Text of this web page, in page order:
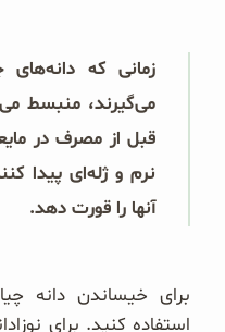
زمانی که دانه‌های
می‌گیرند، منبسط
قبل از مصرف در
نرم و ژله‌ای پیدا
آنها را قورت دهد.
برای خیساندن دانه
استفاده کنید. برای